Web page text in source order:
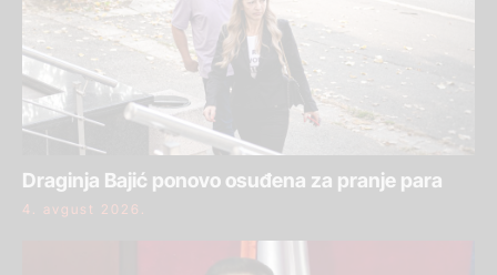
Draginja Bajić ponovo osuđena za pranje para
4. avgust 2026.